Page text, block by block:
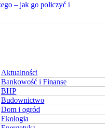
– jak go policzyć i
Aktualności
Bankowość i Finanse
BHP
Budownictwo
Dom i ogród
Ekologia